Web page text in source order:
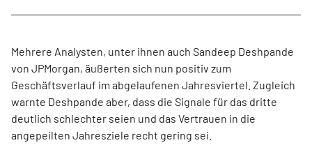
Mehrere Analysten, unter ihnen auch Sandeep Deshpande
von JPMorgan, äußerten sich nun positiv zum
Geschäftsverlauf im abgelaufenen Jahresviertel. Zugleich
warnte Deshpande aber, dass die Signale für das dritte
deutlich schlechter seien und das Vertrauen in die
angepeilten Jahresziele recht gering sei.